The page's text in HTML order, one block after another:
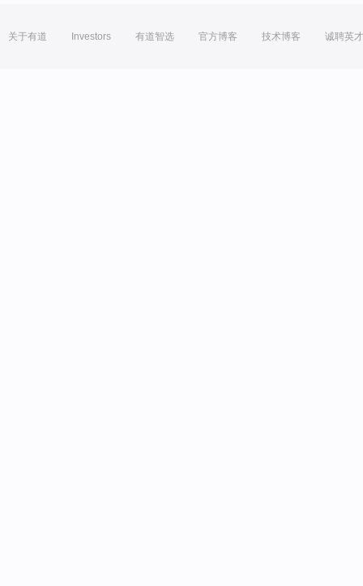
关于有道 Investors 有道智选 官方博客 技术博客 诚聘英才